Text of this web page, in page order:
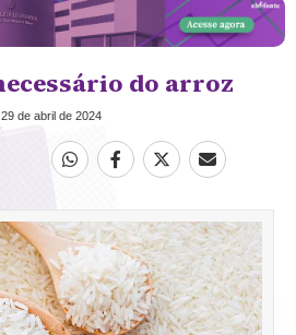
do arroz
29 de abril de 2024